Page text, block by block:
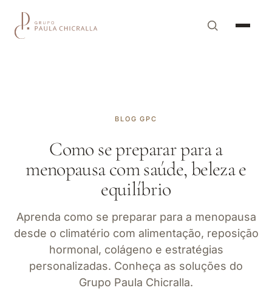
BLOG GPC
Como se preparar para a
menopausa com saúde, beleza e
equilíbrio
Aprenda como se preparar para a menopausa
desde o climatério com alimentação, reposição
hormonal, colágeno e estratégias
personalizadas. Conheça as soluções do
Grupo Paula Chicralla.